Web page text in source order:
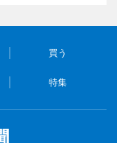
買う
特集